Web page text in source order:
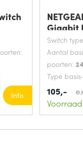
Info
Gigabit
Switch
Aantal
poorten:
Type
Gigabit
MAC-
105,-
Voorraad